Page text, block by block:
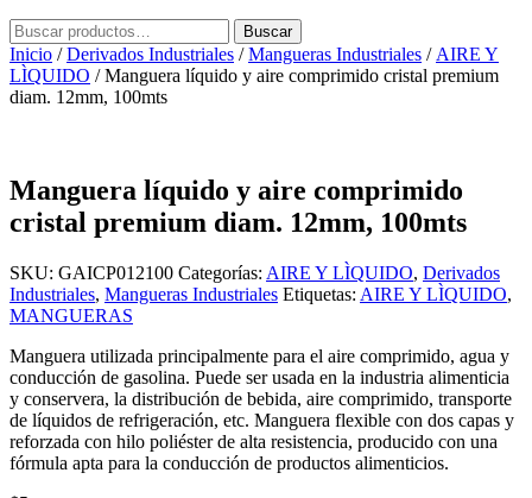
Buscar
por:
Buscar
Inicio /Derivados Industriales /Mangueras Industriales / AIRE Y
LÌQUIDO / Manguera líquido y aire comprimido cristal premium
diam. 12mm, 100mts
Manguera líquido y aire comprimido
cristal premium diam. 12mm, 100mts
SKU: GAICP012100 Categorías: AIRE Y LÌQUIDO, Derivados
Industriales, Mangueras Industriales Etiquetas: AIRE Y LÌQUIDO,
MANGUERAS
Manguera utilizada principalmente para el aire comprimido, agua y
conducción de gasolina. Puede ser usada en la industria alimenticia
y conservera, la distribución de bebida, aire comprimido, transporte
de líquidos de refrigeración, etc. Manguera flexible con dos capas y
reforzada con hilo poliéster de alta resistencia, producido con una
fórmula apta para la conducción de productos alimenticios.